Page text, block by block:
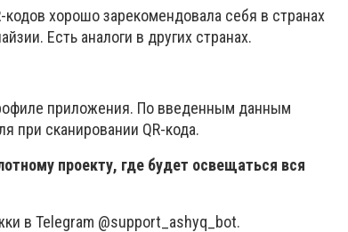
хорошо зарекомендовала себя в странах
Есть аналоги в других странах.
приложения. По введенным данным
при сканировании QR-кода.
проекту, где будет освещаться вся
в Telegram @support_ashyq_bot.